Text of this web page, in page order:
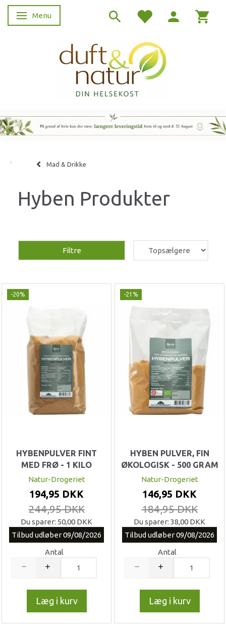
Skifte navigation
Menu
Mad & Drikke
Hyben Produkter
Filtre
-20%
HYBENPULVER FINT
MED FRØ - 1 KILO
Natur-Drogeriet
194,95 DKK
244,95 DKK
Du sparer: 50,00 DKK
Tilbud udløber 09/08/2026
Antal
Læg i kurv
-21%
HYBEN PULVER, FIN
ØKOLOGISK - 500 GRAM
Natur-Drogeriet
146,95 DKK
184,95 DKK
Du sparer: 38,00 DKK
Tilbud udløber 09/08/2026
Antal
Læg i kurv